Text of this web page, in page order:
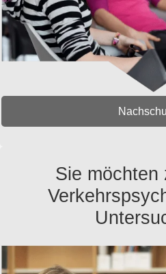
Sie möchten